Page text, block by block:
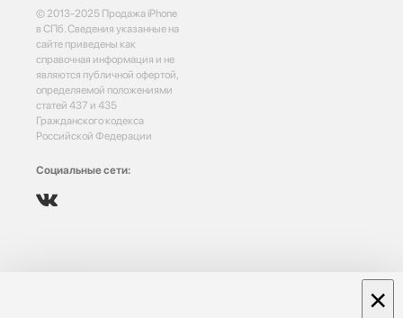
© 2013-2025 Продажа iPhone
в СПб. Сведения указанные на
сайте приведены как
справочная информация и не
являются публичной офертой,
определяемой положениями
статей 437 и 435
Гражданского кодекса
Российской Федерации
Социальные сети:
×